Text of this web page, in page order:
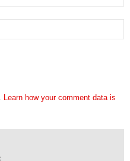
Learn how your comment data is